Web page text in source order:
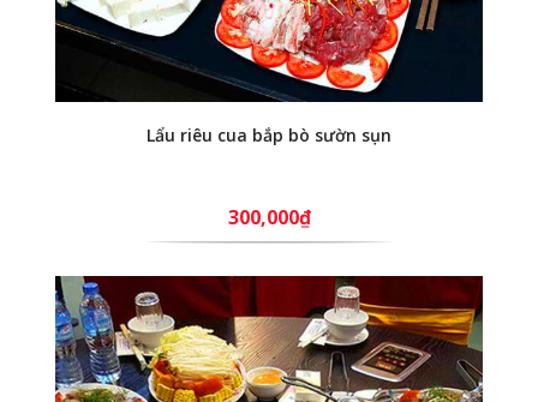
Lẩu riêu cua bắp bò sườn sụn
300,000₫